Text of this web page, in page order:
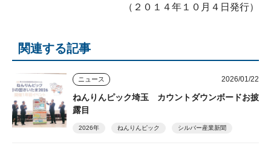
（２０１４年１０月４日発行）
関連する記事
ニュース 2026/01/22
ねんりんピック埼玉 カウントダウンボードお披
露目
2026年 ねんりんピック シルバー産業新聞